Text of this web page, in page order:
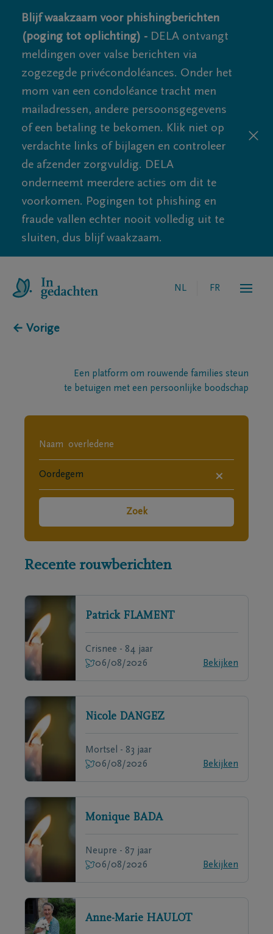
Blijf waakzaam voor phishingberichten
(poging tot oplichting) - DELA ontvangt
meldingen over valse berichten via
zogezegde privécondoléances. Onder het
mom van een condoléance tracht men
mailadressen, andere persoonsgegevens
of een betaling te bekomen. Klik niet op
verdachte links of bijlagen en controleer
de afzender zorgvuldig. DELA
onderneemt meerdere acties om dit te
voorkomen. Pogingen tot phishing en
fraude vallen echter nooit volledig uit te
sluiten, dus blijf waakzaam.
NL FR
← Vorige
Een platform om rouwende families steun
te betuigen met een persoonlijke boodschap
×
Zoek
Recente rouwberichten
Patrick FLAMENT
Crisnee - 84 jaar
06/08/2026
Bekijken
Nicole DANGEZ
Mortsel - 83 jaar
06/08/2026
Bekijken
Monique BADA
Neupre - 87 jaar
06/08/2026
Bekijken
Anne-Marie HAULOT